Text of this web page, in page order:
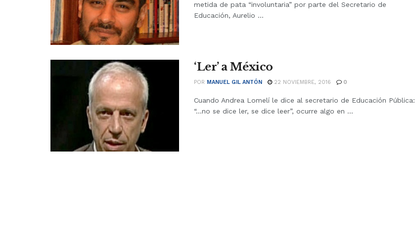
metida de pata “involuntaria” por parte del Secretario de
Educación, Aurelio ...
‘Ler’ a México
POR MANUEL GIL ANTÓN 22 NOVIEMBRE, 2016 0
Cuando Andrea Lomelí le dice al secretario de Educación Pública:
“…no se dice ler, se dice leer”, ocurre algo en ...